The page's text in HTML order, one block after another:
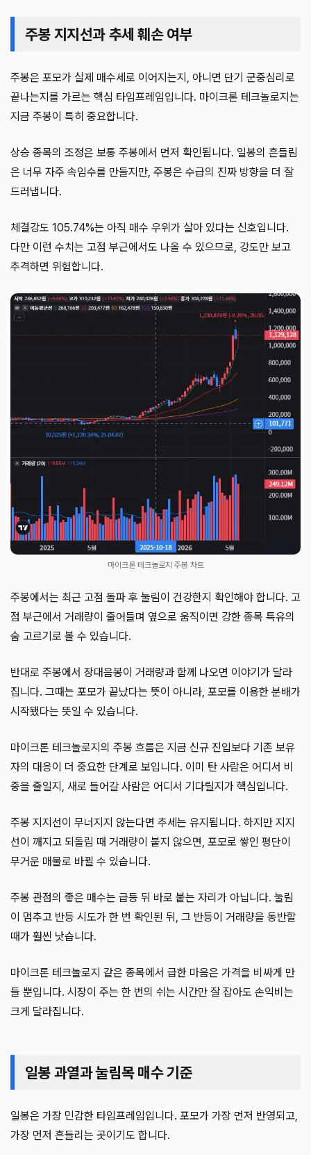
주봉 지지선과 추세 훼손 여부
주봉은 포모가 실제 매수세로 이어지는지, 아니면 단기 군중심리로
끝나는지를 가르는 핵심 타임프레임입니다. 마이크론 테크놀로지는
지금 주봉이 특히 중요합니다.
상승 종목의 조정은 보통 주봉에서 먼저 확인됩니다. 일봉의 흔들림
은 너무 자주 속임수를 만들지만, 주봉은 수급의 진짜 방향을 더 잘
드러냅니다.
체결강도 105.74%는 아직 매수 우위가 살아 있다는 신호입니다.
다만 이런 수치는 고점 부근에서도 나올 수 있으므로, 강도만 보고
추격하면 위험합니다.
마이크론 테크놀로지 주봉 차트
주봉에서는 최근 고점 돌파 후 눌림이 건강한지 확인해야 합니다. 고
점 부근에서 거래량이 줄어들며 옆으로 움직이면 강한 종목 특유의
숨 고르기로 볼 수 있습니다.
반대로 주봉에서 장대음봉이 거래량과 함께 나오면 이야기가 달라
집니다. 그때는 포모가 끝났다는 뜻이 아니라, 포모를 이용한 분배가
시작됐다는 뜻일 수 있습니다.
마이크론 테크놀로지의 주봉 흐름은 지금 신규 진입보다 기존 보유
자의 대응이 더 중요한 단계로 보입니다. 이미 탄 사람은 어디서 비
중을 줄일지, 새로 들어갈 사람은 어디서 기다릴지가 핵심입니다.
주봉 지지선이 무너지지 않는다면 추세는 유지됩니다. 하지만 지지
선이 깨지고 되돌림 때 거래량이 붙지 않으면, 포모로 쌓인 평단이
무거운 매물로 바뀔 수 있습니다.
주봉 관점의 좋은 매수는 급등 뒤 바로 붙는 자리가 아닙니다. 눌림
이 멈추고 반등 시도가 한 번 확인된 뒤, 그 반등이 거래량을 동반할
때가 훨씬 낫습니다.
마이크론 테크놀로지 같은 종목에서 급한 마음은 가격을 비싸게 만
들 뿐입니다. 시장이 주는 한 번의 쉬는 시간만 잘 잡아도 손익비는
크게 달라집니다.
일봉 과열과 눌림목 매수 기준
일봉은 가장 민감한 타임프레임입니다. 포모가 가장 먼저 반영되고,
가장 먼저 흔들리는 곳이기도 합니다.